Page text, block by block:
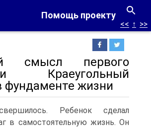
Помощь проекту
<< ↑ >>
смысл первого
Краеугольный
фундаменте жизни
Ребенок сделал
в самостоятельную жизнь. Он